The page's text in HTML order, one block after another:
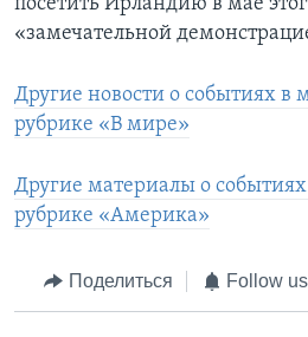
посетить Ирландию в мае
«замечательной
Другие новости о событиях в
рубрике «В мире»
Другие материалы о
рубрике «Америка»
Поделиться Follow us